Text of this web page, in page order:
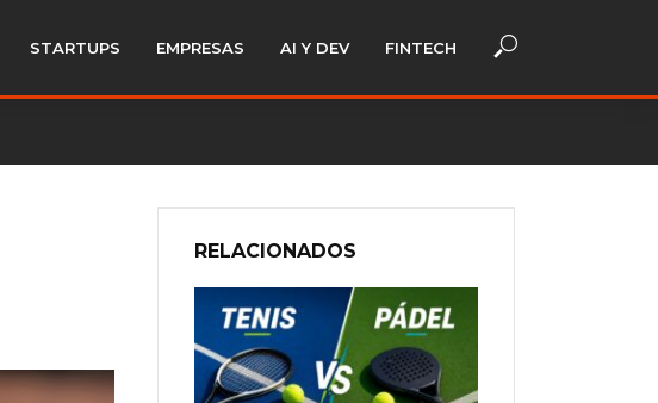
STARTUPS EMPRESAS AI Y DEV FINTECH
RELACIONADOS